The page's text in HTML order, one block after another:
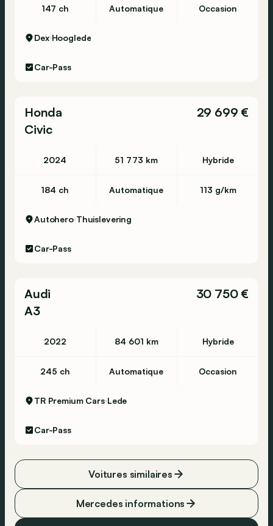
147 ch Automatique Occasion
Dex Hooglede
Car-Pass
Honda
Civic
29 699 €
2024 51 773 km Hybride
184 ch Automatique 113 g/km
Autohero Thuislevering
Car-Pass
Audi
A3
30 750 €
2022 84 601 km Hybride
245 ch Automatique Occasion
TR Premium Cars Lede
Car-Pass
Mercedes informations
Voitures similaires